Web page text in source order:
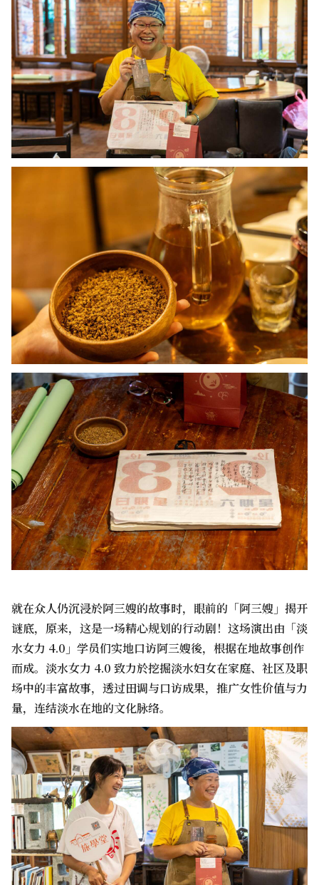
就在众人仍沉浸於阿三嫂的故事时，眼前的「阿三嫂」揭开
谜底，原来，这是一场精心规划的行动剧！这场演出由「淡
水女力 4.0」学员们实地口访阿三嫂後，根据在地故事创作
而成。淡水女力 4.0 致力於挖掘淡水妇女在家庭、社区及职
场中的丰富故事，透过田调与口访成果，推广女性价值与力
量，连结淡水在地的文化脉络。